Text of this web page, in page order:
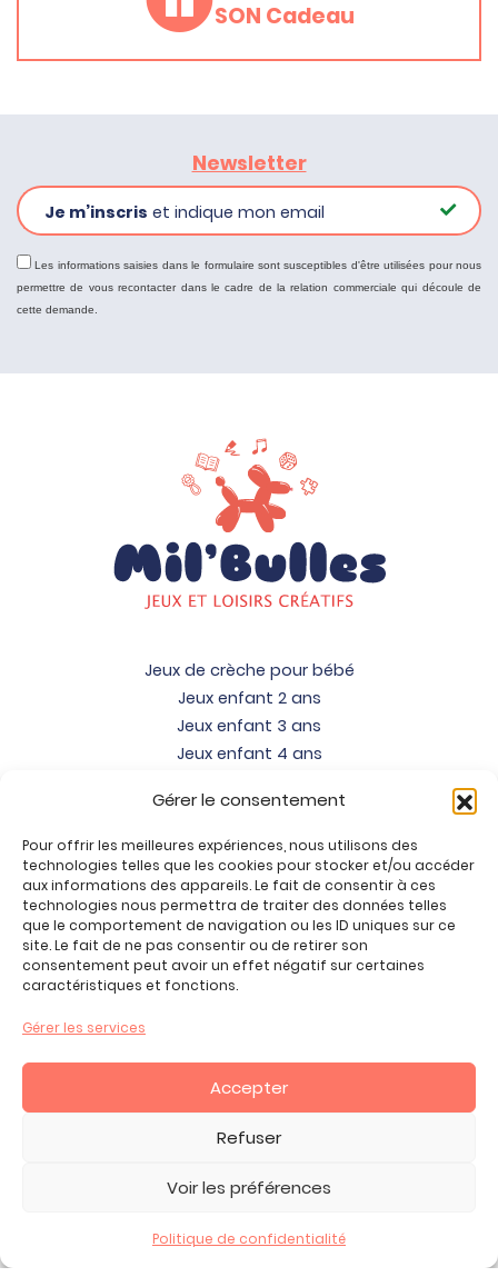
Gérer le consentement
Pour offrir les meilleures expériences, nous utilisons des
technologies telles que les cookies pour stocker et/ou accéder
aux informations des appareils. Le fait de consentir à ces
technologies nous permettra de traiter des données telles
que le comportement de navigation ou les ID uniques sur ce
site. Le fait de ne pas consentir ou de retirer son
consentement peut avoir un effet négatif sur certaines
caractéristiques et fonctions.
Gérer les services
Accepter
Refuser
Voir les préférences
Politique de confidentialité
SON Cadeau
Newsletter
Je m’inscris et indique mon email
Les informations saisies dans le formulaire sont susceptibles d'être utilisées pour nous
permettre de vous recontacter dans le cadre de la relation commerciale qui découle de
cette demande.
Jeux de crèche pour bébé
Jeux enfant 2 ans
Jeux enfant 3 ans
Jeux enfant 4 ans
Jeux enfant 6 ans
Jeux enfant 7 ans
Jeux enfant 8 ans
Jeux enfant 9 ans
Jeux enfant 10 ans
Jeux enfant 11 ans
Jeux enfant 12 ans
Promos jeux de loisirs créatifs
Plan du site
Contact